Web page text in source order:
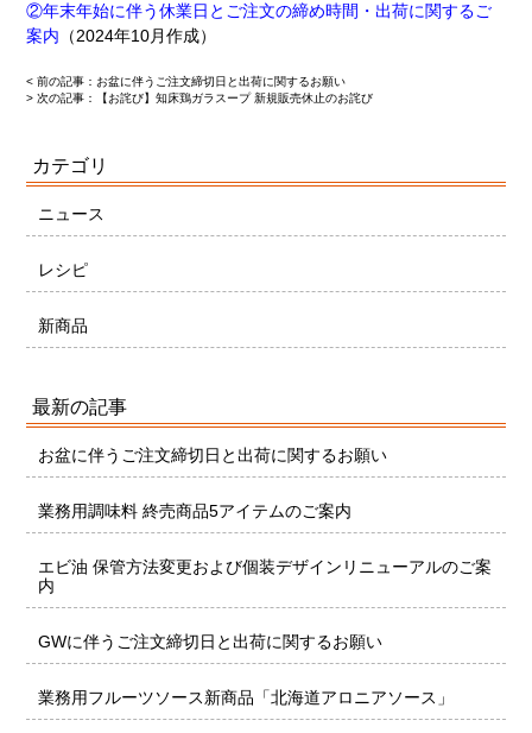
②年末年始に伴う休業日とご注文の締め時間・出荷に関するご
案内 （2024年10月作成）
< 前の記事： お盆に伴うご注文締切日と出荷に関するお願い
> 次の記事：
【お詫び】知床鶏ガラスープ 新規販売休止のお詫び
カテゴリ
ニュース
レシピ
新商品
最新の記事
お盆に伴うご注文締切日と出荷に関するお願い
業務用調味料 終売商品5アイテムのご案内
エビ油 保管方法変更および個装デザインリニューアルのご案
内
GWに伴うご注文締切日と出荷に関するお願い
業務用フルーツソース新商品「北海道アロニアソース」